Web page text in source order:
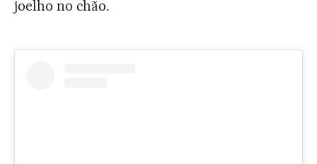
joelho no chão.